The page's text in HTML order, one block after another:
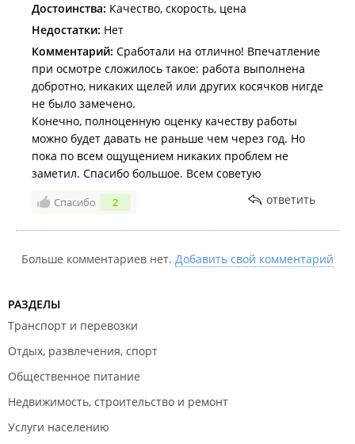
можно жить круглогодично, даже зимой в сильные
морозы. Это большой плюс. Отдельное спасибо за
просторную крытую террасу во всю длину дома для
летних чаепитий.
Достоинства: Качество, скорость, цена
Недостатки: Нет
Комментарий: Сработали на отлично! Впечатление
при осмотре сложилось такое: работа выполнена
добротно, никаких щелей или других косячков нигде
не было замечено.
Конечно, полноценную оценку качеству работы
можно будет давать не раньше чем через год. Но
пока по всем ощущением никаких проблем не
заметил. Спасибо большое. Всем советую
Спасибо 2 ответить
Больше комментариев нет. Добавить свой комментарий
РАЗДЕЛЫ
Транспорт и перевозки
Отдых, развлечения, спорт
Общественное питание
Недвижимость, строительство и ремонт
Услуги населению